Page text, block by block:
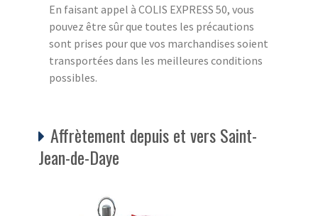
En faisant appel à COLIS EXPRESS 50, vous
pouvez être sûr que toutes les précautions
sont prises pour que vos marchandises soient
transportées dans les meilleures conditions
possibles.
Affrètement depuis et vers Saint-
Jean-de-Daye